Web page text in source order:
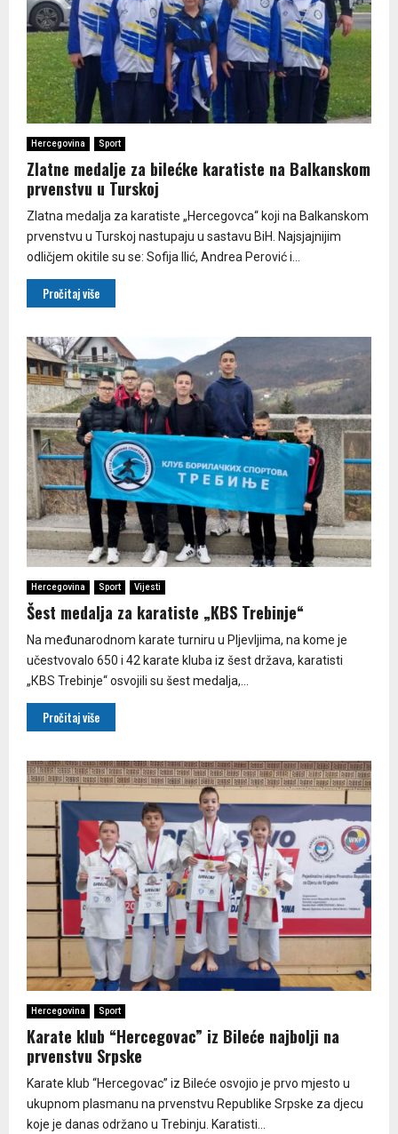
Hercegovina Sport
Zlatne medalje za bilećke karatiste na Balkanskom
prvenstvu u Turskoj
Zlatna medalja za karatiste „Hercegovca“ koji na Balkanskom
prvenstvu u Turskoj nastupaju u sastavu BiH. Najsjajnijim
odličjem okitile su se: Sofija Ilić, Andrea Perović i...
Pročitaj više
Hercegovina Sport Vijesti
Šest medalja za karatiste „КBS Trebinje“
Na međunarodnom karate turniru u Pljevljima, na kome je
učestvovalo 650 i 42 karate kluba iz šest država, karatisti
„КBS Trebinje“ osvojili su šest medalja,...
Pročitaj više
Hercegovina Sport
Karate klub “Hercegovac” iz Bileće najbolji na
prvenstvu Srpske
Karate klub “Hercegovac” iz Bileće osvojio je prvo mjesto u
ukupnom plasmanu na prvenstvu Republike Srpske za djecu
koje je danas održano u Trebinju. Karatisti...